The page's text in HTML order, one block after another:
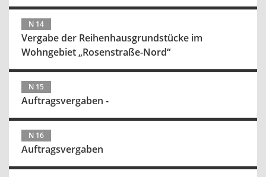
N 14
Vergabe der Reihenhausgrundstücke im
Wohngebiet „Rosenstraße-Nord“
N 15
Auftragsvergaben -
N 16
Auftragsvergaben